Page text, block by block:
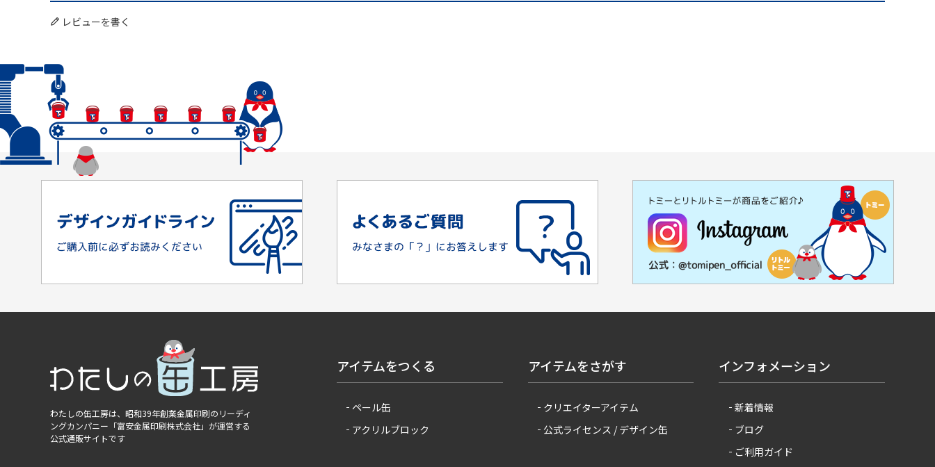
レビューを書く
わたしの缶工房は、昭和39年創業金属印刷のリーディ
ングカンパニー 「富安金属印刷株式会社」 が運営する
公式通販サイトです
アイテムをつくる
ペール缶
アクリルブロック
アイテムをさがす
クリエイターアイテム
公式ライセンス / デザイン缶
インフォメーション
新着情報
ブログ
ご利用ガイド